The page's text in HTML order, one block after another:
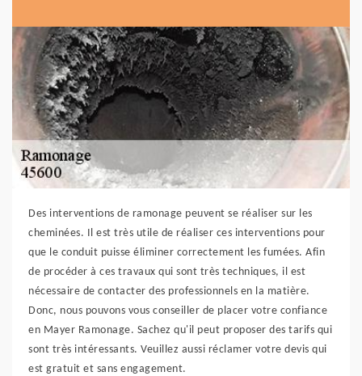
Des interventions de ramonage peuvent se réaliser sur les
cheminées. Il est très utile de réaliser ces interventions pour
que le conduit puisse éliminer correctement les fumées. Afin
de procéder à ces travaux qui sont très techniques, il est
nécessaire de contacter des professionnels en la matière.
Donc, nous pouvons vous conseiller de placer votre confiance
en Mayer Ramonage. Sachez qu'il peut proposer des tarifs qui
sont très intéressants. Veuillez aussi réclamer votre devis qui
est gratuit et sans engagement.